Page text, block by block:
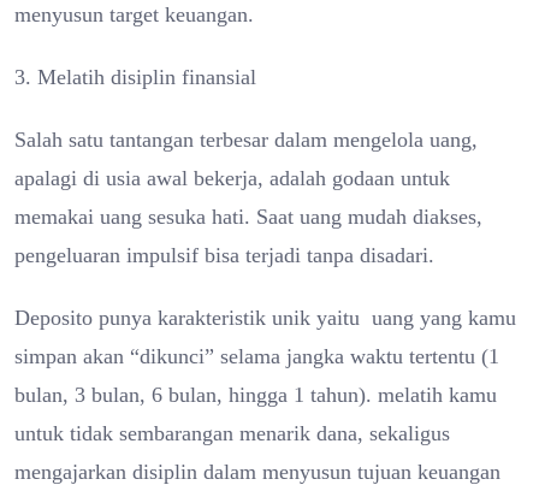
menyusun target keuangan.
3. Melatih disiplin finansial
Salah satu tantangan terbesar dalam mengelola uang,
apalagi di usia awal bekerja, adalah godaan untuk
memakai uang sesuka hati. Saat uang mudah diakses,
pengeluaran impulsif bisa terjadi tanpa disadari.
Deposito punya karakteristik unik yaitu uang yang kamu
simpan akan “dikunci” selama jangka waktu tertentu (1
bulan, 3 bulan, 6 bulan, hingga 1 tahun). melatih kamu
untuk tidak sembarangan menarik dana, sekaligus
mengajarkan disiplin dalam menyusun tujuan keuangan